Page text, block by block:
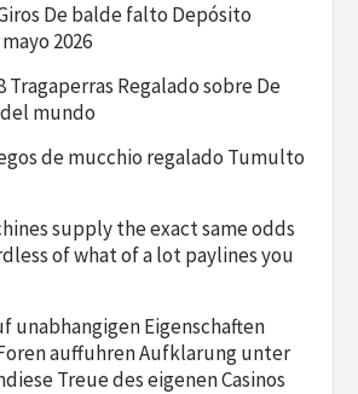
De balde falto Depósito
2026
Tragaperras Regalado sobre De
mundo
de mucchio regalado Tumulto
supply the exact same odds
of what of a lot paylines you
unabhangigen Eigenschaften
auffuhren Aufklarung unter
Treue des eigenen Casinos